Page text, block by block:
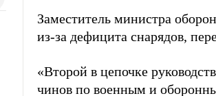
Заместитель министра
из-за дефицита снарядов,
«Второй в цепочке
чинов по военным и